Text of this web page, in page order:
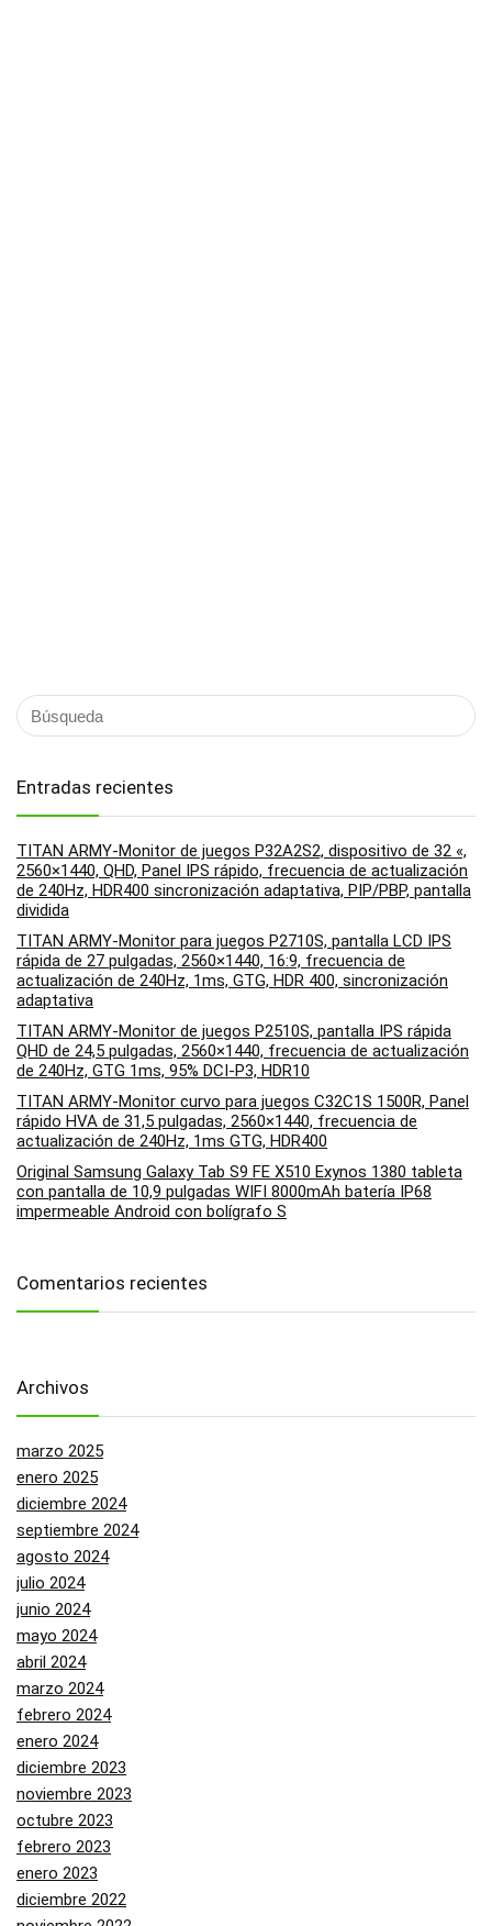
Entradas recientes
TITAN ARMY-Monitor de juegos P32A2S2, dispositivo de 32 «,
2560×1440, QHD, Panel IPS rápido, frecuencia de actualización
de 240Hz, HDR400 sincronización adaptativa, PIP/PBP, pantalla
dividida
TITAN ARMY-Monitor para juegos P2710S, pantalla LCD IPS
rápida de 27 pulgadas, 2560×1440, 16:9, frecuencia de
actualización de 240Hz, 1ms, GTG, HDR 400, sincronización
adaptativa
TITAN ARMY-Monitor de juegos P2510S, pantalla IPS rápida
QHD de 24,5 pulgadas, 2560×1440, frecuencia de actualización
de 240Hz, GTG 1ms, 95% DCI-P3, HDR10
TITAN ARMY-Monitor curvo para juegos C32C1S 1500R, Panel
rápido HVA de 31,5 pulgadas, 2560×1440, frecuencia de
actualización de 240Hz, 1ms GTG, HDR400
Original Samsung Galaxy Tab S9 FE X510 Exynos 1380 tableta
con pantalla de 10,9 pulgadas WIFI 8000mAh batería IP68
impermeable Android con bolígrafo S
Comentarios recientes
Archivos
marzo 2025
enero 2025
diciembre 2024
septiembre 2024
agosto 2024
julio 2024
junio 2024
mayo 2024
abril 2024
marzo 2024
febrero 2024
enero 2024
diciembre 2023
noviembre 2023
octubre 2023
febrero 2023
enero 2023
diciembre 2022